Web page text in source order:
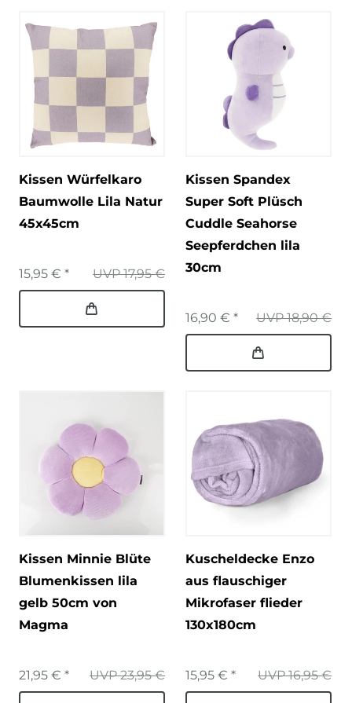
Kissen Würfelkaro
Baumwolle Lila Natur
45x45cm
UVP 17,95 €
15,95 € *
Kissen Spandex
Super Soft Plüsch
Cuddle Seahorse
Seepferdchen lila
30cm
UVP 18,90 €
16,90 € *
Kissen Minnie Blüte
Blumenkissen lila
gelb 50cm von
Magma
UVP 23,95 €
21,95 € *
Kuscheldecke Enzo
aus flauschiger
Mikrofaser flieder
130x180cm
UVP 16,95 €
15,95 € *